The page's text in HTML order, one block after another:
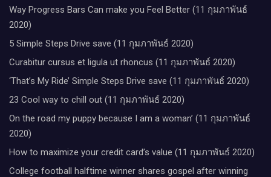
Way Progress Bars Can make you Feel Better (11 กุมภาพันธ์
2020)
5 Simple Steps Drive save (11 กุมภาพันธ์ 2020)
Curabitur cursus et ligula ut rhoncus (11 กุมภาพันธ์ 2020)
‘That’s My Ride’ Simple Steps Drive save (11 กุมภาพันธ์ 2020)
23 Cool way to chill out (11 กุมภาพันธ์ 2020)
On the road my puppy because I am a woman’ (11 กุมภาพันธ์
2020)
How to maximize your credit card’s value (11 กุมภาพันธ์ 2020)
College football halftime winner shares gospel after winning